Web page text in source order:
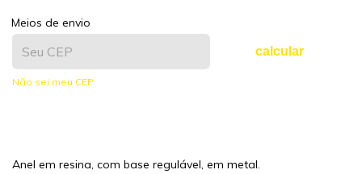
Meios de envio
calcular
Não sei meu CEP
Anel em resina, com base regulável, em metal.